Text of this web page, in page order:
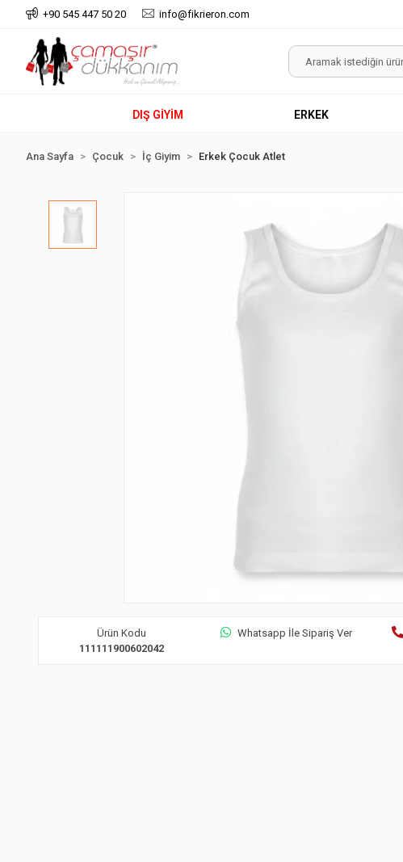
+90 545 447 50 20 info@fikrieron.com
DIŞ GİYİM ERKEK
Ana Sayfa Çocuk İç Giyim Erkek Çocuk Atlet
Ürün Kodu
111111900602042
Whatsapp İle Sipariş Ver